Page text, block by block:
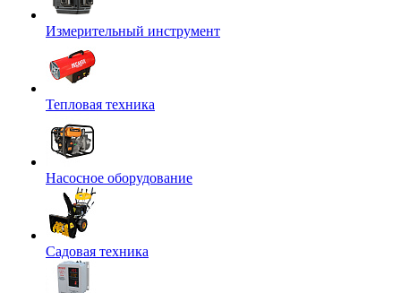
Измерительный инструмент
Тепловая техника
Насосное оборудование
Садовая техника